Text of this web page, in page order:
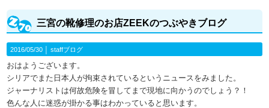
三宮の靴修理のお店ZEEKのつぶやきブログ
2016/05/30 │staffブログ
おはようございます。
シリアでまた日本人が拘束されているというニュースをみました。
ジャーナリストは何故危険を冒してまで現地に向かうのでしょう？！
色んな人に迷惑が掛かる事はわかっていると思います。